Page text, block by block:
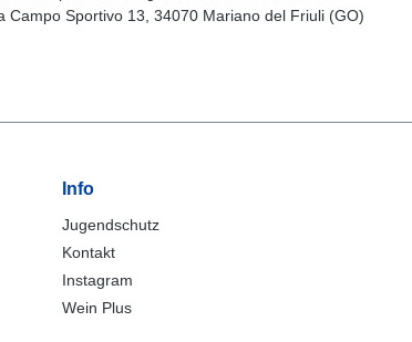
Sportivo 13, 34070 Mariano del Friuli (GO)
Info
Jugendschutz
Kontakt
Instagram
Wein Plus